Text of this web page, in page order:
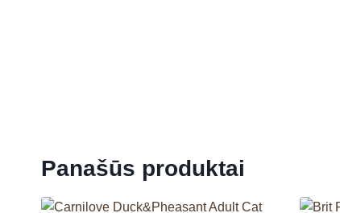
Panašūs produktai